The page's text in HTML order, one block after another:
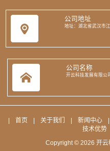
公司地址
地址：湖北省武汉市
公司名称
开云科技发展有限公司
首页 关于我们 新闻中心
技术优势
Copyright © 2026 开云